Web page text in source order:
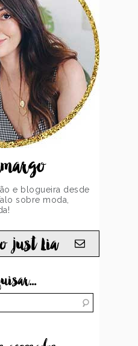
e blogueira desde
sobre moda,
just Lia